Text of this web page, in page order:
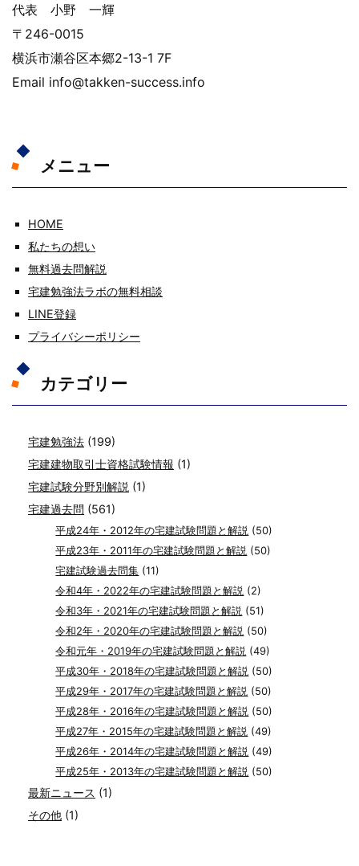
代表 小野 一輝
〒246-0015
横浜市瀬谷区本郷2-13-1 7F
Email info@takken-success.info
メニュー
HOME
私たちの想い
無料過去問解説
宅建勉強法ラボの無料相談
LINE登録
プライバシーポリシー
カテゴリー
宅建勉強法 (199)
宅建建物取引士資格試験情報 (1)
宅建試験分野別解説 (1)
宅建過去問 (561)
平成24年・2012年の宅建試験問題と解説 (50)
平成23年・2011年の宅建試験問題と解説 (50)
宅建試験過去問集 (11)
令和4年・2022年の宅建試験問題と解説 (2)
令和3年・2021年の宅建試験問題と解説 (51)
令和2年・2020年の宅建試験問題と解説 (50)
令和元年・2019年の宅建試験問題と解説 (49)
平成30年・2018年の宅建試験問題と解説 (50)
平成29年・2017年の宅建試験問題と解説 (50)
平成28年・2016年の宅建試験問題と解説 (50)
平成27年・2015年の宅建試験問題と解説 (49)
平成26年・2014年の宅建試験問題と解説 (49)
平成25年・2013年の宅建試験問題と解説 (50)
最新ニュース (1)
その他 (1)